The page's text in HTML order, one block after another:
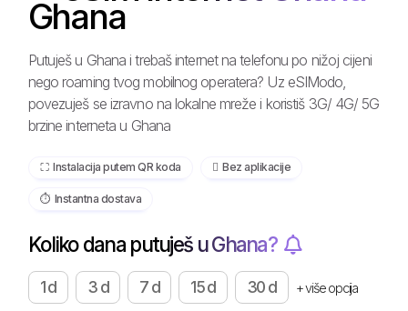
Putuješ u Ghana i trebaš internet na telefonu po nižoj cijeni
nego roaming tvog mobilnog operatera? Uz eSIModo,
povezuješ se izravno na lokalne mreže i koristiš 3G/ 4G/ 5G
brzine interneta u Ghana
⛶️️ Instalacija putem QR koda ️ Bez aplikacije
⏱️️ Instantna dostava
Koliko dana putuješ u Ghana?
1 d 3 d 7 d 15 d 30 d + više opcija